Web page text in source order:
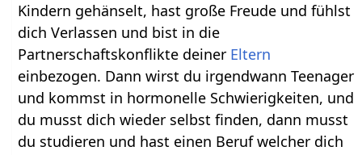
Kindern gehänselt, hast große Freude und fühlst
dich Verlassen und bist in die
Partnerschaftskonflikte deiner Eltern
einbezogen. Dann wirst du irgendwann Teenager
und kommst in hormonelle Schwierigkeiten, und
du musst dich wieder selbst finden, dann musst
du studieren und hast einen Beruf welcher dich